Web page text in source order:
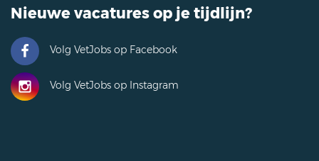
Nieuwe vacatures op je tijdlijn?
Volg VetJobs op Facebook
Volg VetJobs op Instagram